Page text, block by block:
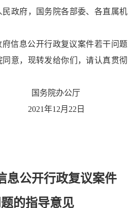
政府，国务院各部委、各直属机
信息公开行政复议案件若干问题
意，现转发给你们，请认真贯彻
国务院办公厅
2021年12月22日
息公开行政复议案件
的指导意见